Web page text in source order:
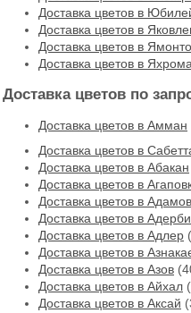
Доставка цветов в
Доставка цветов в
Доставка цветов в
Доставка цветов в Яхрома
Доставка цветов по
Доставка цветов в Амман
Доставка цветов в
Доставка цветов в Абакан
Доставка цветов в
Доставка цветов в
Доставка цветов в
Доставка цветов в Адлер
Доставка цветов в
Доставка цветов в Азов
Доставка цветов в Айхал
Доставка цветов в Аксай